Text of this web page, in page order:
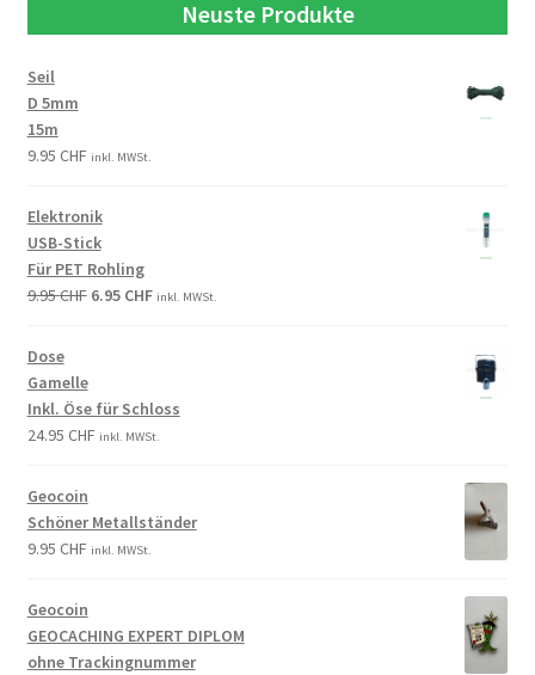
Neuste Produkte
Seil
D 5mm
15m
9.95 CHF inkl. MWSt.
Elektronik
USB-Stick
Für PET Rohling
9.95CHF 6.95 CHF inkl. MWSt.
Dose
Gamelle
Inkl. Öse für Schloss
24.95 CHF inkl. MWSt.
Geocoin
Schöner Metallständer
9.95 CHF inkl. MWSt.
Geocoin
GEOCACHING EXPERT DIPLOM
ohne Trackingnummer